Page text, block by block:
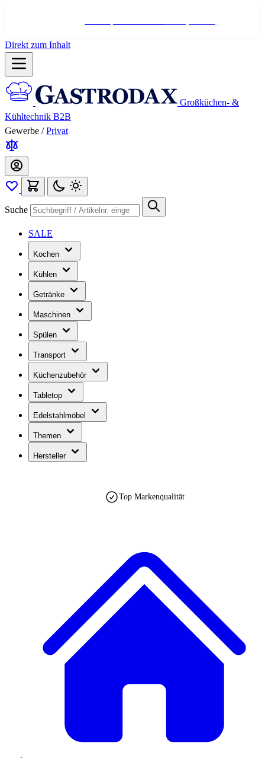
Direkt zum Inhalt
Großküchen- &
Kühltechnik B2B
Gewerbe / Privat
Suche
SALE
Kochen
Kühlen
Getränke
Maschinen
Spülen
Transport
Küchenzubehör
Tabletop
Edelstahlmöbel
Themen
Hersteller
Top Markenqualität